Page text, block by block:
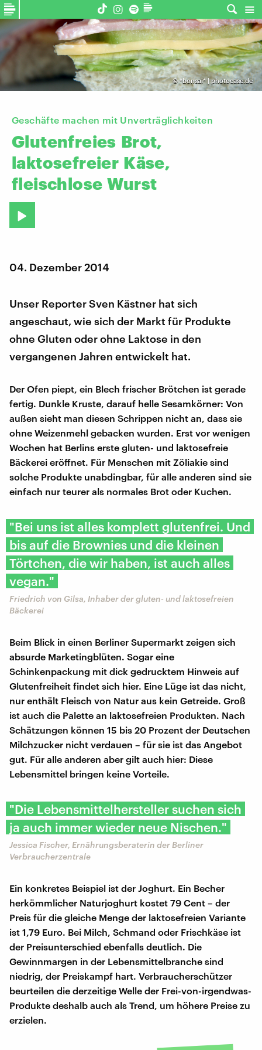
©*bonsai* | photocase.de
Geschäfte machen mit Unverträglichkeiten
Glutenfreies Brot,
laktosefreier Käse,
fleischlose Wurst
04. Dezember 2014
Unser Reporter Sven Kästner hat sich
angeschaut, wie sich der Markt für Produkte
ohne Gluten oder ohne Laktose in den
vergangenen Jahren entwickelt hat.
Der Ofen piept, ein Blech frischer Brötchen ist gerade
fertig. Dunkle Kruste, darauf helle Sesamkörner: Von
außen sieht man diesen Schrippen nicht an, dass sie
ohne Weizenmehl gebacken wurden. Erst vor wenigen
Wochen hat Berlins erste gluten- und laktosefreie
Bäckerei eröffnet. Für Menschen mit Zöliakie sind
solche Produkte unabdingbar, für alle anderen sind sie
einfach nur teurer als normales Brot oder Kuchen.
"Bei uns ist alles komplett glutenfrei. Und
bis auf die Brownies und die kleinen
Törtchen, die wir haben, ist auch alles
vegan."
Friedrich von Gilsa, Inhaber der gluten- und laktosefreien
Bäckerei
Beim Blick in einen Berliner Supermarkt zeigen sich
absurde Marketingblüten. Sogar eine
Schinkenpackung mit dick gedrucktem Hinweis auf
Glutenfreiheit findet sich hier. Eine Lüge ist das nicht,
nur enthält Fleisch von Natur aus kein Getreide. Groß
ist auch die Palette an laktosefreien Produkten. Nach
Schätzungen können 15 bis 20 Prozent der Deutschen
Milchzucker nicht verdauen – für sie ist das Angebot
gut. Für alle anderen aber gilt auch hier: Diese
Lebensmittel bringen keine Vorteile.
"Die Lebensmittelhersteller suchen sich
ja auch immer wieder neue Nischen."
Jessica Fischer, Ernährungsberaterin der Berliner
Verbraucherzentrale
Ein konkretes Beispiel ist der Joghurt. Ein Becher
herkömmlicher Naturjoghurt kostet 79 Cent – der
Preis für die gleiche Menge der laktosefreien Variante
ist 1,79 Euro. Bei Milch, Schmand oder Frischkäse ist
der Preisunterschied ebenfalls deutlich. Die
Gewinnmargen in der Lebensmittelbranche sind
niedrig, der Preiskampf hart. Verbraucherschützer
beurteilen die derzeitige Welle der Frei-von-irgendwas-
Produkte deshalb auch als Trend, um höhere Preise zu
erzielen.